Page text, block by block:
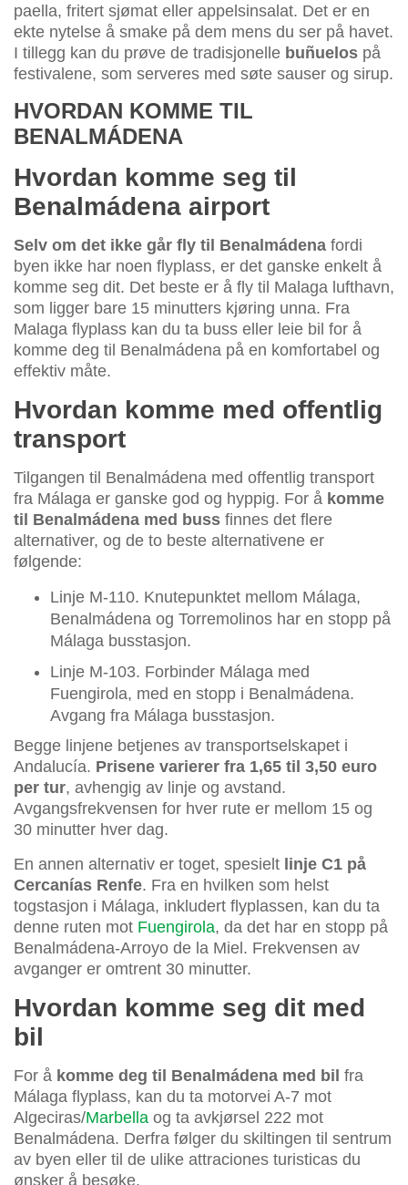
paella, fritert sjømat eller appelsinsalat. Det er en
ekte nytelse å smake på dem mens du ser på havet.
I tillegg kan du prøve de tradisjonelle buñuelos på
festivalene, som serveres med søte sauser og sirup.
HVORDAN KOMME TIL
BENALMÁDENA
Hvordan komme seg til
Benalmádena airport
Selv om det ikke går fly til Benalmádena fordi
byen ikke har noen flyplass, er det ganske enkelt å
komme seg dit. Det beste er å fly til Malaga lufthavn,
som ligger bare 15 minutters kjøring unna. Fra
Malaga flyplass kan du ta buss eller leie bil for å
komme deg til Benalmádena på en komfortabel og
effektiv måte.
Hvordan komme med offentlig
transport
Tilgangen til Benalmádena med offentlig transport
fra Málaga er ganske god og hyppig. For å komme
til Benalmádena med buss finnes det flere
alternativer, og de to beste alternativene er
følgende:
Linje M-110. Knutepunktet mellom Málaga,
Benalmádena og Torremolinos har en stopp på
Málaga busstasjon.
Linje M-103. Forbinder Málaga med
Fuengirola, med en stopp i Benalmádena.
Avgang fra Málaga busstasjon.
Begge linjene betjenes av transportselskapet i
Andalucía. Prisene varierer fra 1,65 til 3,50 euro
per tur, avhengig av linje og avstand.
Avgangsfrekvensen for hver rute er mellom 15 og
30 minutter hver dag.
En annen alternativ er toget, spesielt linje C1 på
Cercanías Renfe. Fra en hvilken som helst
togstasjon i Málaga, inkludert flyplassen, kan du ta
denne ruten mot Fuengirola, da det har en stopp på
Benalmádena-Arroyo de la Miel. Frekvensen av
avganger er omtrent 30 minutter.
Hvordan komme seg dit med
bil
For å komme deg til Benalmádena med bil fra
Málaga flyplass, kan du ta motorvei A-7 mot
Algeciras/Marbella og ta avkjørsel 222 mot
Benalmádena. Derfra følger du skiltingen til sentrum
av byen eller til de ulike attraciones turisticas du
ønsker å besøke.